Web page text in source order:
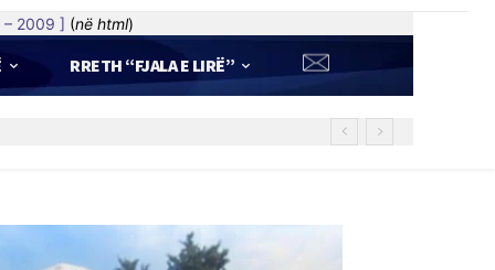
2009 ] (në html)
RRETH “FJALA E LIRË”